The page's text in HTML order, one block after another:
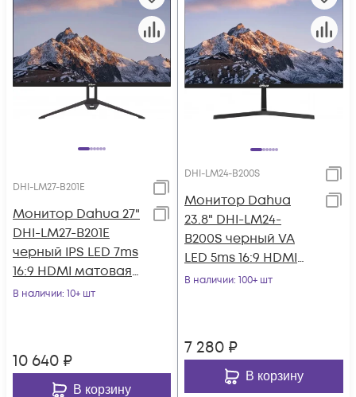
DHI-LM27-B201E
Монитор Dahua 27"
DHI-LM27-B201E
черный IPS LED 7ms
16:9 HDMI матовая
1000:1 300cd
В наличии: 10+ шт
10 640 ₽
В корзину
DHI-LM24-B200S
Монитор Dahua
23.8" DHI-LM24-
B200S черный VA
LED 5ms 16:9 HDMI
M/M матовая 3000:1
В наличии: 100+ шт
7 280 ₽
В корзину